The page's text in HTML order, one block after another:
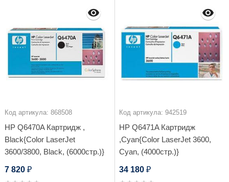
Код артикула: 868508
HP Q6470A Картридж ,
Black{Color LaserJet
3600/3800, Black, (6000стр.)}
7 820 ₽
Код артикула: 942519
HP Q6471A Картридж
,Cyan{Color LaserJet 3600,
Cyan, (4000стр.)}
34 180 ₽